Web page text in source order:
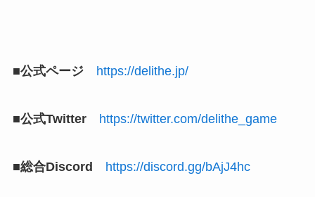
■公式ページ https://delithe.jp/
■公式Twitter https://twitter.com/delithe_game
■総合Discord https://discord.gg/bAjJ4hc